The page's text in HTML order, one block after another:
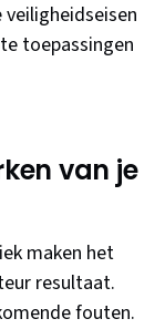
toepassingen
van je
maken het
resultaat.
fouten.